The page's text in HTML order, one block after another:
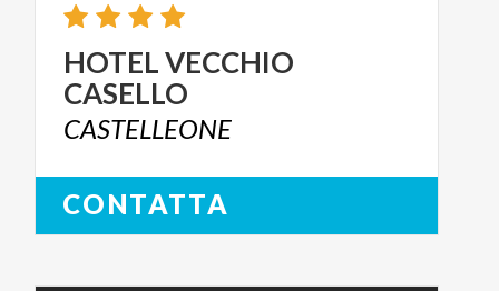
HOTELVECCHIO
CASELLO
CASTELLEONE
CONTATTA